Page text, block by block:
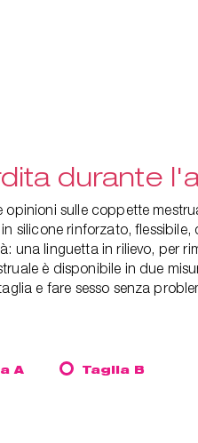
durante
opinioni sulle coppette
silicone rinforzato, flessibile,
una linguetta in rilievo, per
è disponibile in due
e fare sesso senza
A Taglia B